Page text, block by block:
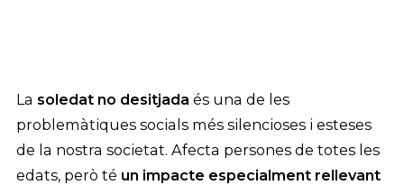
La soledat no desitjada és una de les
problemàtiques socials més silencioses i esteses
de la nostra societat. Afecta persones de totes les
edats, però té un impacte especialment rellevant